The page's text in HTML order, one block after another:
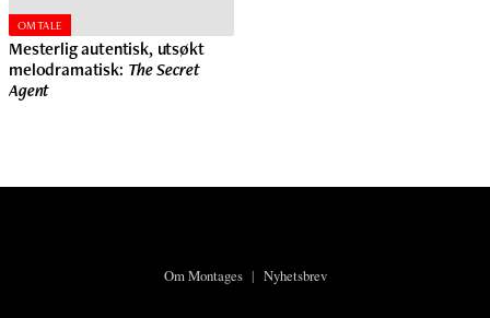
OMTALE
Mesterlig autentisk, utsøkt
melodramatisk: The Secret
Agent
Om Montages| Nyhetsbrev